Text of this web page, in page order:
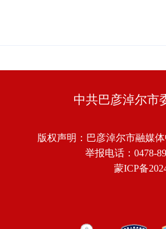
中共巴彦淖尔市
版权声明：巴彦淖尔市融媒
举报电话：0478-
蒙ICP备